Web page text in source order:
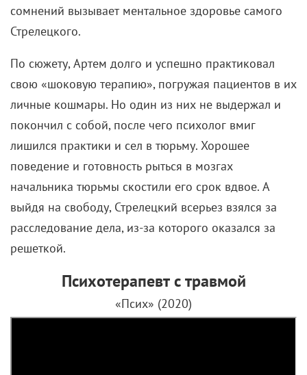
сомнений вызывает ментальное здоровье самого
Стрелецкого.
По сюжету, Артем долго и успешно практиковал
свою «шоковую терапию», погружая пациентов в их
личные кошмары. Но один из них не выдержал и
покончил с собой, после чего психолог вмиг
лишился практики и сел в тюрьму. Хорошее
поведение и готовность рыться в мозгах
начальника тюрьмы скостили его срок вдвое. А
выйдя на свободу, Стрелецкий всерьез взялся за
расследование дела, из-за которого оказался за
решеткой.
Психотерапевт с травмой
«Псих» (2020)